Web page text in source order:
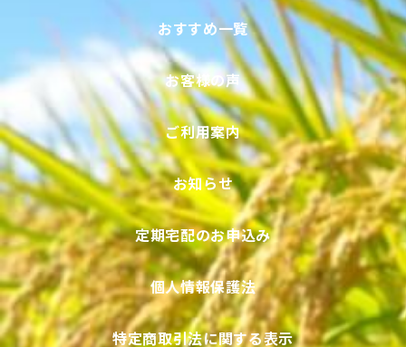
おすすめ一覧
お客様の声
ご利用案内
お知らせ
定期宅配のお申込み
個人情報保護法
特定商取引法に関する表示